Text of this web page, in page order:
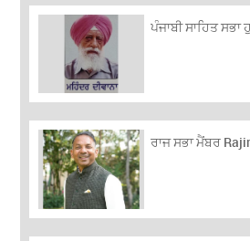
ਪੰਜਾਬੀ ਸਾਹਿਤ
ਰਾਜ ਸਭਾ ਮੈਂਬਰ